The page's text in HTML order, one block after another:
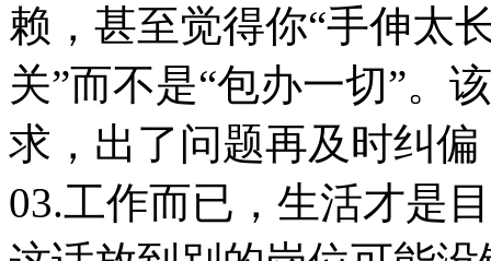
赖，甚至觉得你“手伸太
关”而不是“包办一切”。
求，出了问题再及时纠
03.工作而已，生活才是